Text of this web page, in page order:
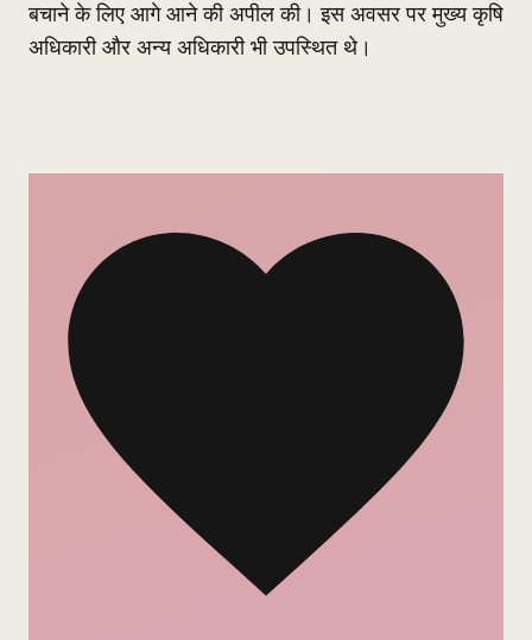
बचाने के लिए आगे आने की अपील की। इस अवसर पर मुख्य कृषि
अधिकारी और अन्य अधिकारी भी उपस्थित थे।